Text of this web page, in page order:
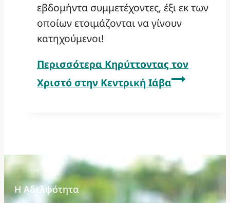
εβδομήντα συμμετέχοντες, έξι εκ των
οποίων ετοιμάζονται να γίνουν
κατηχούμενοι!
Περισσότερα Κηρύττοντας τον
Χριστό στην Κεντρική Ιάβα
Η Αδελφότητα